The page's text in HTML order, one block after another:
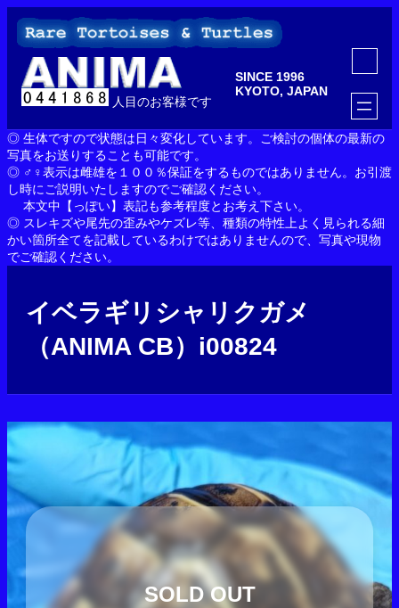
を
人目のお客様です
SINCE 1996
KYOTO, JAPAN
ア
コ
ン
リ
ン
ク
◎ 生体ですので状態は日々変化しています。ご検討の個体の最新の
写真をお送りすることも可能です。
◎ ♂♀表示は雌雄を１００％保証をするものではありません。お引渡
し時にご説明いたしますのでご確認ください。
本文中【っぽい】表記も参考程度とお考え下さい。
◎ スレキズや尾先の歪みやケズレ等、種類の特性上よく見られる細
かい箇所全てを記載しているわけではありませんので、写真や現物
でご確認ください。
イベラギリシャリクガメ
（ANIMA CB）i00824
SOLD OUT